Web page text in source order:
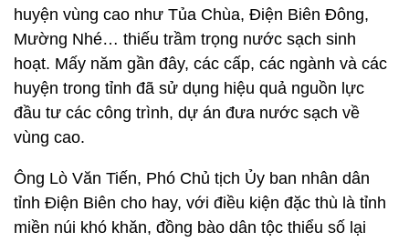
huyện vùng cao như Tủa Chùa, Điện Biên Đông,
Mường Nhé… thiếu trầm trọng nước sạch sinh
hoạt. Mấy năm gần đây, các cấp, các ngành và các
huyện trong tỉnh đã sử dụng hiệu quả nguồn lực
đầu tư các công trình, dự án đưa nước sạch về
vùng cao.
Ông Lò Văn Tiến, Phó Chủ tịch Ủy ban nhân dân
tỉnh Điện Biên cho hay, với điều kiện đặc thù là tỉnh
miền núi khó khăn, đồng bào dân tộc thiểu số lại